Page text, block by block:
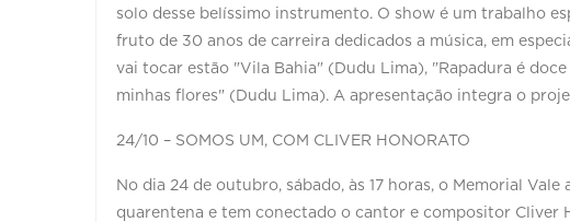
solo desse belíssimo instrumento. O show é um trabalho
fruto de 30 anos de carreira dedicados a música, em
vai tocar estão "Vila Bahia" (Dudu Lima), "Rapadura é
minhas flores" (Dudu Lima). A apresentação integra o
24/10 – SOMOS UM, COM CLIVER HONORATO
No dia 24 de outubro, sábado, às 17 horas, o Memorial
quarentena e tem conectado o cantor e compositor Cliver